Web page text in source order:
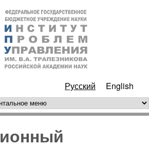
Перейти к основному
содержанию
Русский English
меню